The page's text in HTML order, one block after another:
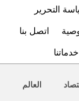
التحرير
اتصل بنا
خدماتنا
العالم